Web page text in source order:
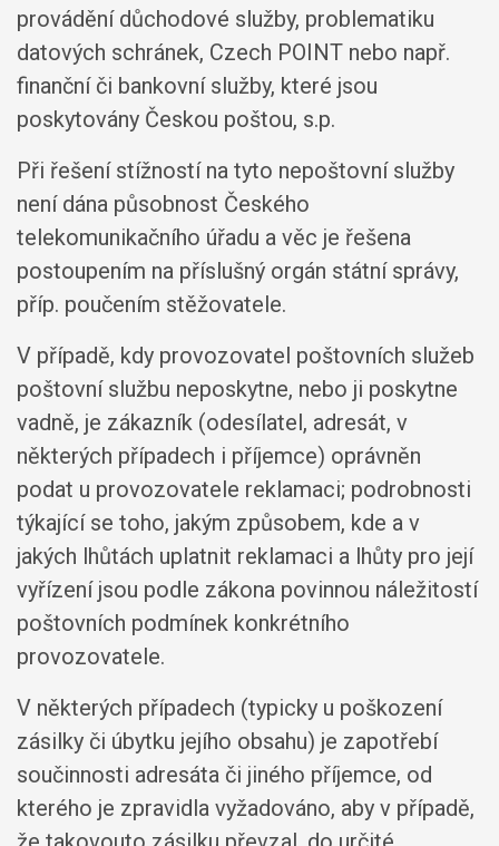
provádění důchodové služby, problematiku
datových schránek, Czech POINT nebo např.
finanční či bankovní služby, které jsou
poskytovány Českou poštou, s.p.
Při řešení stížností na tyto nepoštovní služby
není dána působnost Českého
telekomunikačního úřadu a věc je řešena
postoupením na příslušný orgán státní správy,
příp. poučením stěžovatele.
V případě, kdy provozovatel poštovních služeb
poštovní službu neposkytne, nebo ji poskytne
vadně, je zákazník (odesílatel, adresát, v
některých případech i příjemce) oprávněn
podat u provozovatele reklamaci; podrobnosti
týkající se toho, jakým způsobem, kde a v
jakých lhůtách uplatnit reklamaci a lhůty pro její
vyřízení jsou podle zákona povinnou náležitostí
poštovních podmínek konkrétního
provozovatele.
V některých případech (typicky u poškození
zásilky či úbytku jejího obsahu) je zapotřebí
součinnosti adresáta či jiného příjemce, od
kterého je zpravidla vyžadováno, aby v případě,